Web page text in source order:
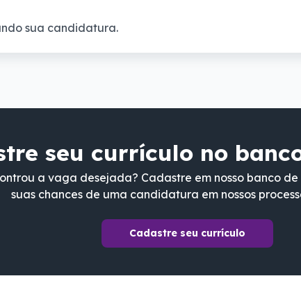
sua candidatura.
seu currículo no
a vaga desejada? Cadastre em nosso banco
suas chances de uma candidatura em nossos
Cadastre seu currículo